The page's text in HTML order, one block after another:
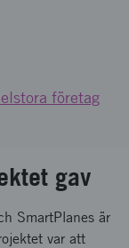
företag
gav
SmartPlanes är
var att